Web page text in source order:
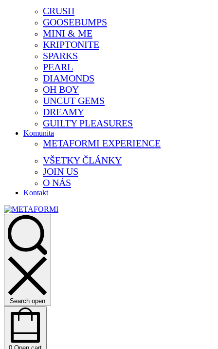
CRUSH
GOOSEBUMPS
MINI & ME
KRIPTONITE
SPARKS
PEARL
DIAMONDS
OH BOY
UNCUT GEMS
DREAMY
GUILTY PLEASURES
Komunita
METAFORMI EXPERIENCE
VŠETKY ČLÁNKY
JOIN US
O NÁS
Kontakt
Search open